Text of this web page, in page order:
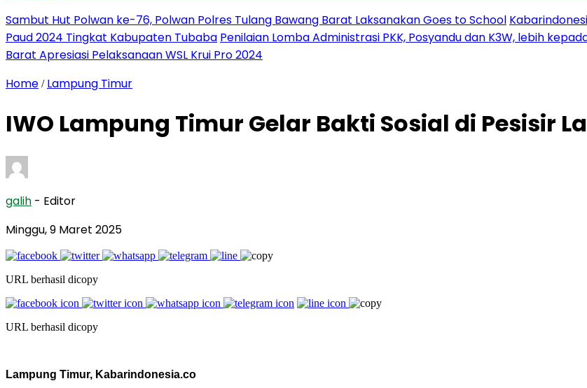
Sambut Hut Polwan ke-76, Polwan Polres Tulang Bawang Barat Laksanakan Goes to School
Paud 2024 Tingkat Kabupaten Tubaba Penilaian Lomba Administrasi PKK, Posyandu dan K3W, lebih
Barat Apresiasi Pelaksanaan WSL Krui Pro 2024
Home / Lampung Timur
IWO Lampung Timur Gelar Bakti Sosial di Pesisir
galih - Editor
Minggu, 9 Maret 2025
URL berhasil dicopy
URL berhasil dicopy
Lampung Timur, Kabarindonesia.co